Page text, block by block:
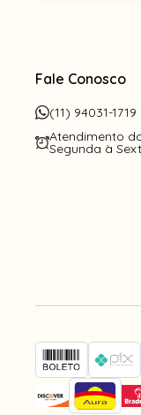
Fale Conosco
(11) 94031-1719
Atendimento
Segunda à